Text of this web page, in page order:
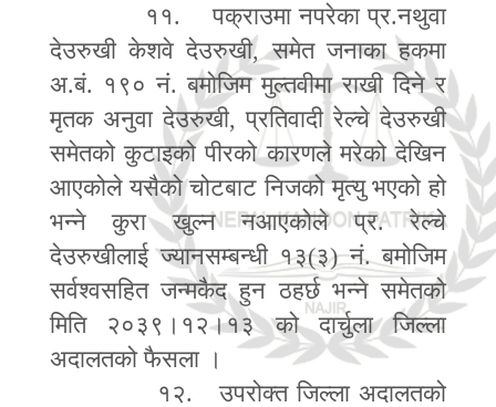
११. पक्राउमा नपरेका प्र.नथुवा
देउरुखी केशवे देउरुखी,समेत जनाका हकमा
अ.बं. १९० नं. बमोजिम मुल्तवीमा राखी दिने र
मृतक अनुवा देउरुखी,प्रतिवादी रेल्चे देउरुखी
समेतको कुटाइको पीरको कारणले मरेको देखिन
आएकोले यसैको चोटबाट निजको मृत्यु भएको हो
भन्ने कुरा खुल्न नआएकोले प्र. रेल्चे
देउरुखीलाई ज्यानसम्बन्धी १३(३) नं. बमोजिम
सर्वश्वसहित जन्मकैद हुन ठहर्छ भन्ने समेतको
मिति २०३९।१२।१३ को दार्चुला जिल्ला
अदालतको फैसला ।
१२. उपरोक्त जिल्ला अदालतको